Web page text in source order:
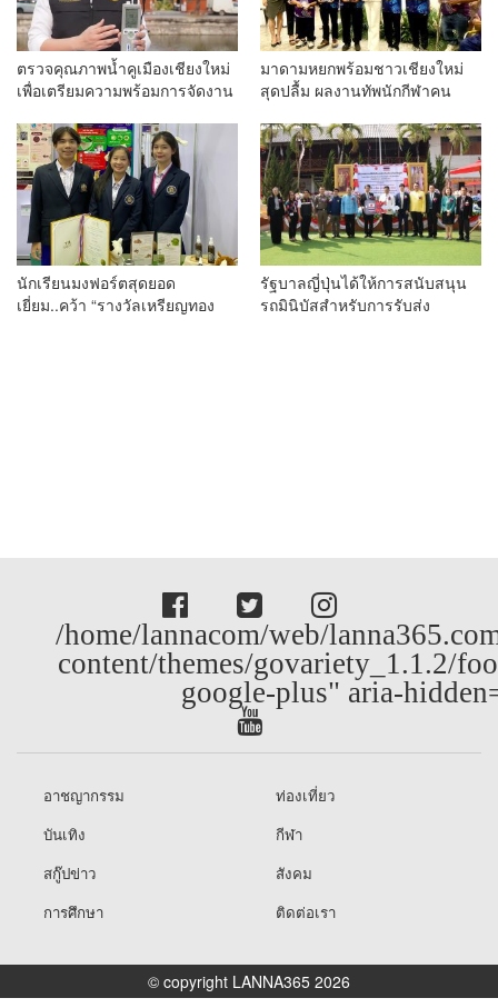
ตรวจคุณภาพน้ำคูเมืองเชียงใหม่
เพื่อเตรียมความพร้อมการจัดงาน
ใหม่เมืองเจียงใหม่ ประจำปี 2568
บริเวณคูเมือง
มาดามหยกพร้อมชาวเชียงใหม่
สุดปลื้ม ผลงานทัพนักกีฬาคน
“อัญมณีเกมส์”ที่จันทบุรีam
เชียงใหม่
นักเรียนมงฟอร์ตสุดยอด
เยี่ยม..คว้า “รางวัลเหรียญทอง
รัฐบาลญี่ปุ่นได้ให้การสนับสนุน
รถมินิบัสสำหรับการรับส่ง
/home/lannacom/web/
content/themes/govariety_1.1.2/
google-plus" aria-
อาชญากรรม
ท่องเที่ยว
บันเทิง
กีฬา
สกู๊ปข่าว
สังคม
การศึกษา
ติดต่อเรา
© copyright LANNA365 2026